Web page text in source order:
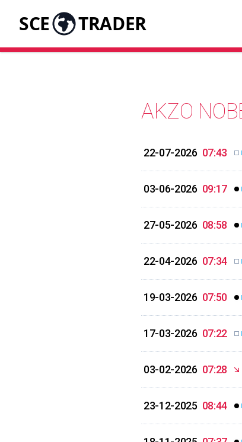
SCE TRADER
AKZO
22-07-2026 07:43
03-06-2026 09:17
27-05-2026 08:58
22-04-2026 07:34
19-03-2026 07:50
17-03-2026 07:22
03-02-2026 07:28
23-12-2025 08:44